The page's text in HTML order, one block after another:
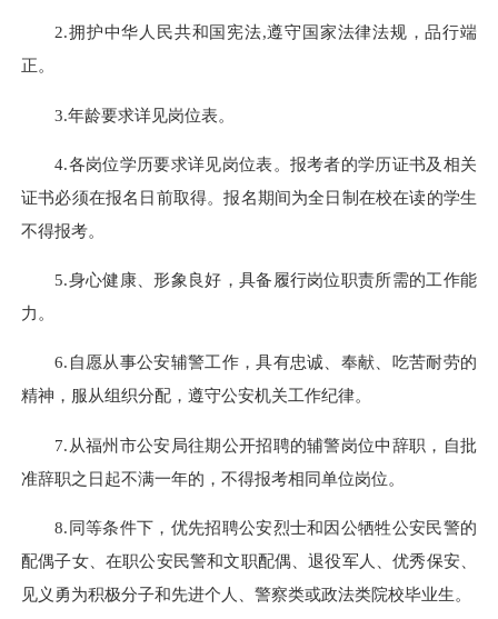
2.拥护中华人民共和国宪法,遵守国家法律法规，品行端
正。
3.年龄要求详见岗位表。
4.各岗位学历要求详见岗位表。报考者的学历证书及相关
证书必须在报名日前取得。报名期间为全日制在校在读的学生
不得报考。
5.身心健康、形象良好，具备履行岗位职责所需的工作能
力。
6.自愿从事公安辅警工作，具有忠诚、奉献、吃苦耐劳的
精神，服从组织分配，遵守公安机关工作纪律。
7.从福州市公安局往期公开招聘的辅警岗位中辞职，自批
准辞职之日起不满一年的，不得报考相同单位岗位。
8.同等条件下，优先招聘公安烈士和因公牺牲公安民警的
配偶子女、在职公安民警和文职配偶、退役军人、优秀保安、
见义勇为积极分子和先进个人、警察类或政法类院校毕业生。